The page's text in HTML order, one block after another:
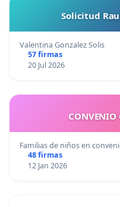
Solicitud
Valentina Gonzalez Solis
57 firmas
20 Jul 2026
CONVENIO
Familias de niños en
48 firmas
12 Jan 2026